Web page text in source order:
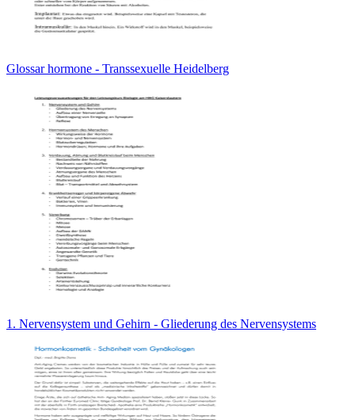
Glossar hormone - Transsexuelle Heidelberg
1. Nervensystem und Gehirn - Gliederung des Nervensystems